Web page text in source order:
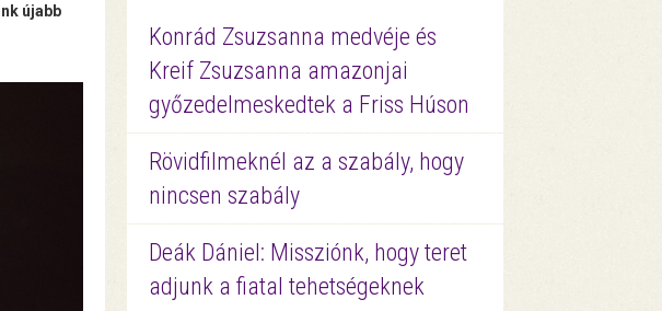
újabb
Konrád Zsuzsanna medvéje és
Kreif Zsuzsanna amazonjai
győzedelmeskedtek a Friss Húson
Rövidfilmeknél az a szabály, hogy
nincsen szabály
Deák Dániel: Missziónk, hogy teret
adjunk a fiatal tehetségeknek